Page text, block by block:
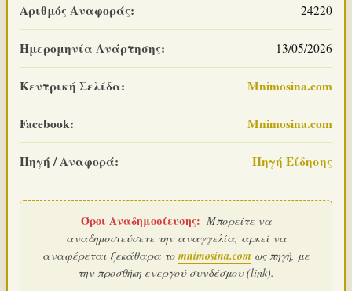
Αριθμός Αναφοράς: 24220
Ημερομηνία Ανάρτησης: 13/05/2026
Κεντρική Σελίδα: Mnimosina.com
Facebook: Mnimosina.com
Πηγή / Αναφορά: Πηγή Είδησης
Όροι Αναδημοσίευσης: Μπορείτε να
αναδημοσιεύσετε την αναγγελία, αρκεί να
αναφέρεται ξεκάθαρα το mnimosina.com ως πηγή, με
την προσθήκη ενεργού συνδέσμου (link).